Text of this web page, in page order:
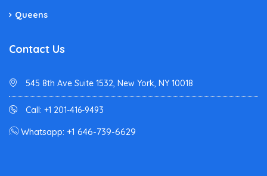
Queens
Contact Us
545 8th Ave Suite 1532, New York, NY 10018
Call: +1 201-416-9493
Whatsapp: +1 646-739-6629